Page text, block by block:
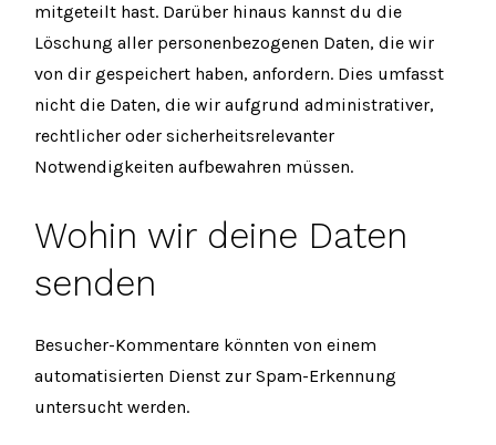
mitgeteilt hast. Darüber hinaus kannst du die
Löschung aller personenbezogenen Daten, die wir
von dir gespeichert haben, anfordern. Dies umfasst
nicht die Daten, die wir aufgrund administrativer,
rechtlicher oder sicherheitsrelevanter
Notwendigkeiten aufbewahren müssen.
Wohin wir deine Daten
senden
Besucher-Kommentare könnten von einem
automatisierten Dienst zur Spam-Erkennung
untersucht werden.